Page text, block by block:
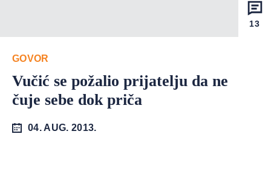
13
GOVOR
Vučić se požalio prijatelju da ne
čuje sebe dok priča
04. AUG. 2013.